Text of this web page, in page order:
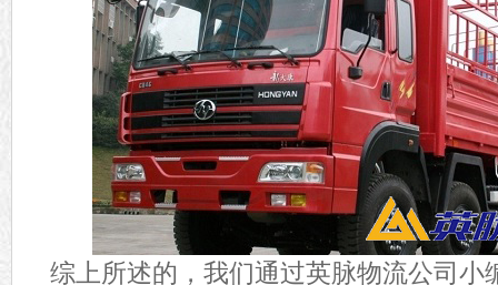
综上所述的，我们通过英脉物流公司小